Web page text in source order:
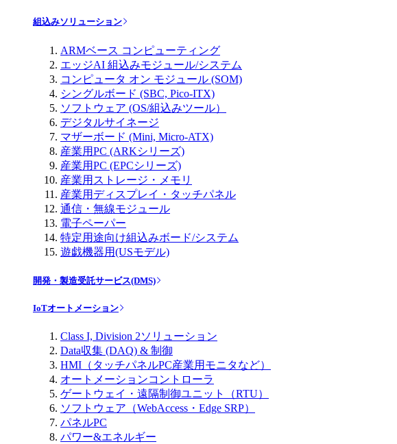
組込みソリューション
ARMベース コンピューティング
エッジAI 組込みモジュール/システム
コンピュータ オン モジュール (SOM)
シングルボード (SBC, Pico-ITX)
ソフトウェア (OS/組込みツール）
デジタルサイネージ
マザーボード (Mini, Micro-ATX)
産業用PC (ARKシリーズ)
産業用PC (EPCシリーズ)
産業用ストレージ・メモリ
産業用ディスプレイ・タッチパネル
通信・無線モジュール
電子ペーパー
特定用途向け組込みボード/システム
遊戯機器用(USモデル)
開発・製造受託サービス(DMS)
IoTオートメーション
Class I, Division 2ソリューション
Data収集 (DAQ) & 制御
HMI（タッチパネルPC産業用モニタなど）
オートメーションコントローラ
ゲートウェイ・遠隔制御ユニット（RTU）
ソフトウェア（WebAccess・Edge SRP）
パネルPC
パワー&エネルギー